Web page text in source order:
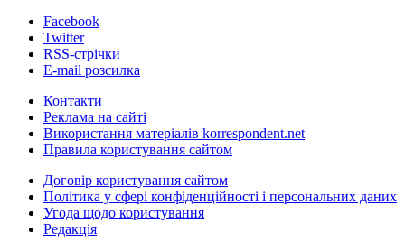
Facebook
Twitter
RSS-стрічки
E-mail розсилка
Контакти
Реклама на сайті
Використання матеріалів korrespondent.net
Правила користування сайтом
Договір користування сайтом
Політика у сфері конфіденційності і персональних даних
Угода щодо користування
Редакція